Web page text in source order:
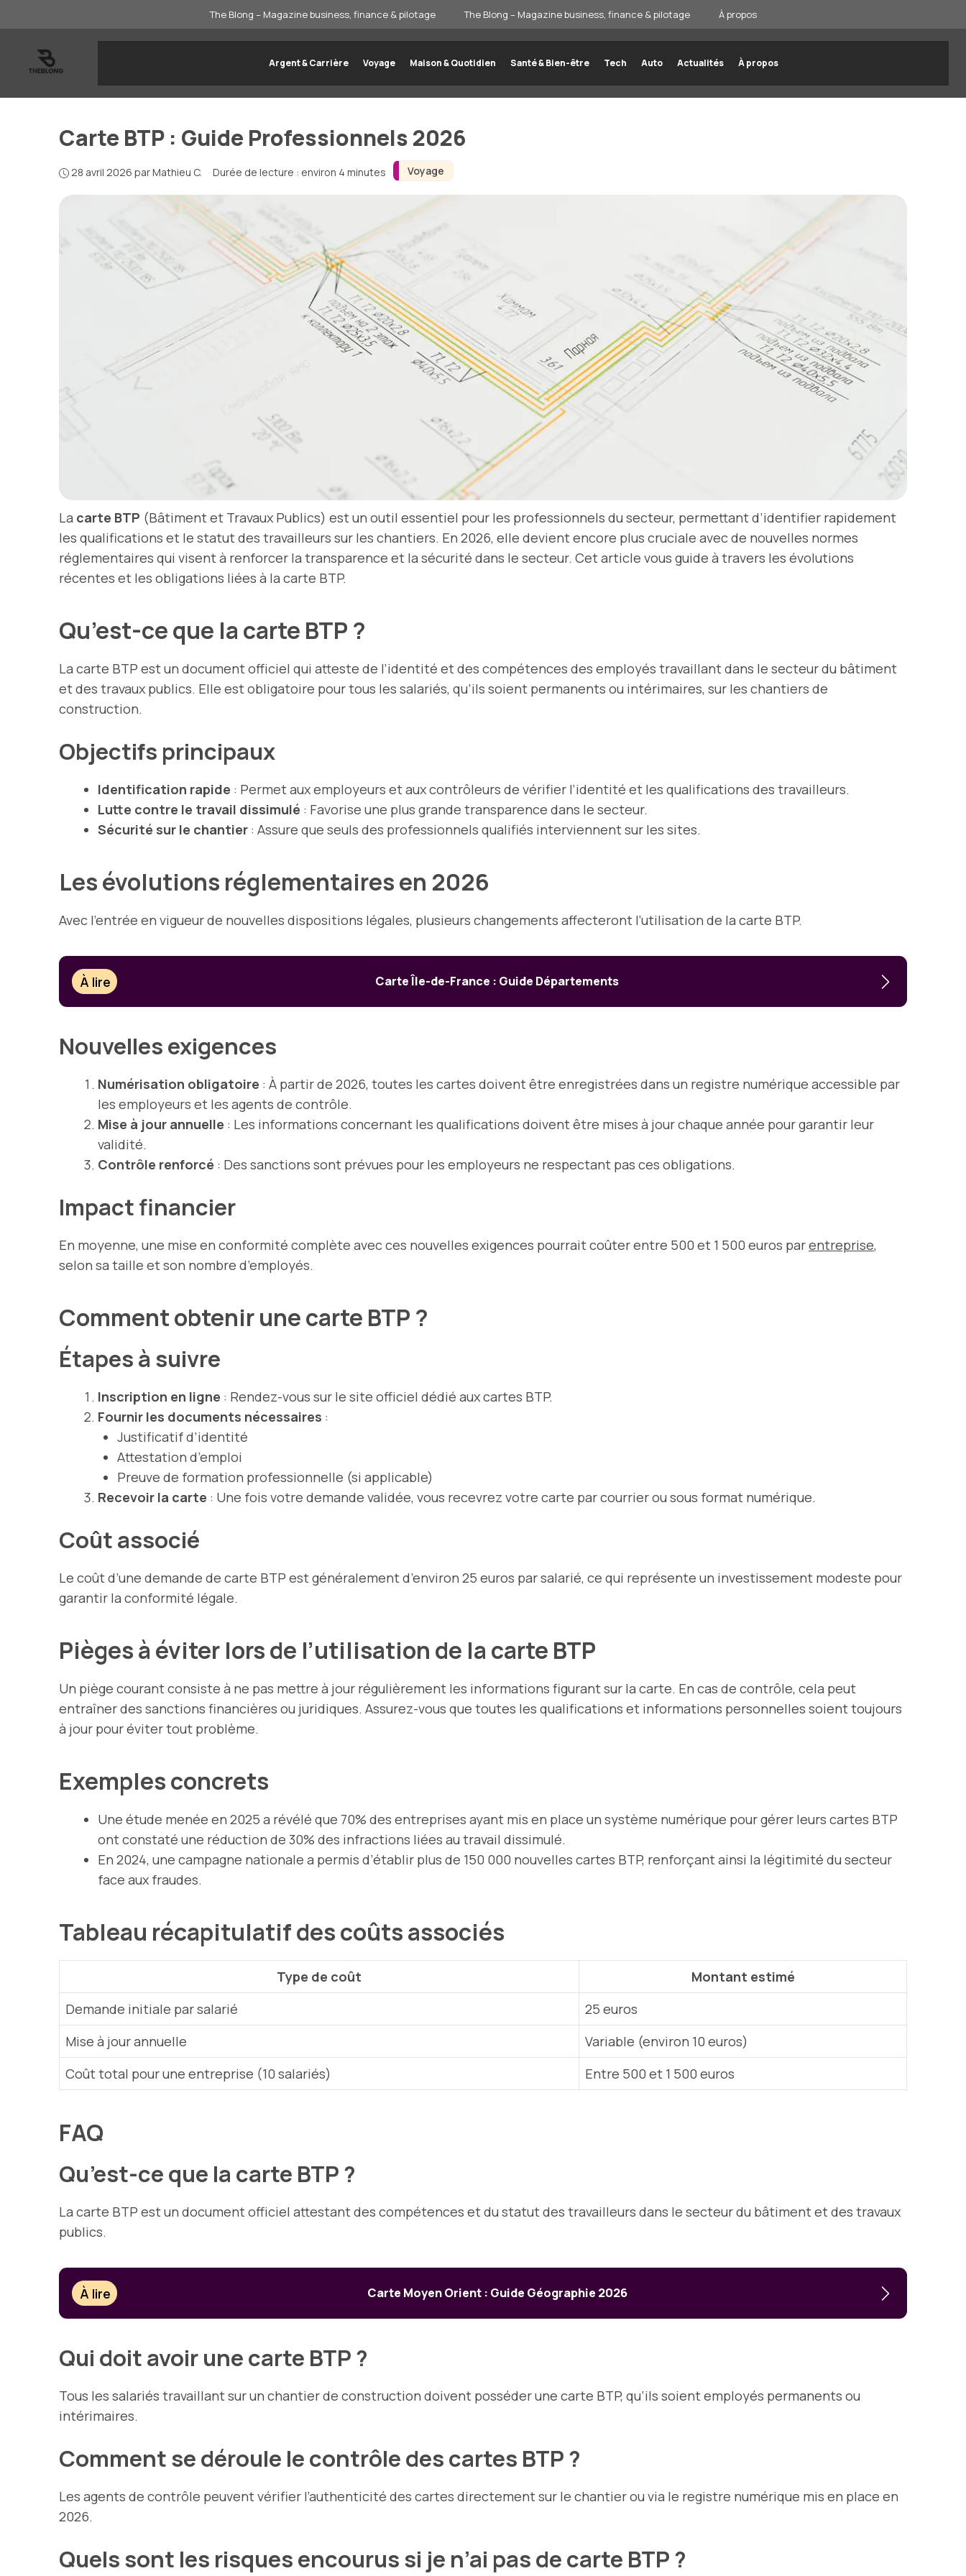
au
contenu
The Blong – Magazine business, finance & pilotage The Blong – Magazine business, finance & pilotage À propos
Argent & Carrière Voyage Maison & Quotidien Santé & Bien-être Tech Auto Actualités À propos
Voyage
Carte BTP : Guide Professionnels 2026
28 avril 2026 parMathieu C. · Durée de lecture : environ 4 minutes
La carte BTP (Bâtiment et Travaux Publics) est un outil essentiel pour les professionnels du secteur, permettant d’identifier rapidement
les qualifications et le statut des travailleurs sur les chantiers. En 2026, elle devient encore plus cruciale avec de nouvelles normes
réglementaires qui visent à renforcer la transparence et la sécurité dans le secteur. Cet article vous guide à travers les évolutions
récentes et les obligations liées à la carte BTP.
Qu’est-ce que la carte BTP ?
La carte BTP est un document officiel qui atteste de l’identité et des compétences des employés travaillant dans le secteur du bâtiment
et des travaux publics. Elle est obligatoire pour tous les salariés, qu’ils soient permanents ou intérimaires, sur les chantiers de
construction.
Objectifs principaux
Identification rapide : Permet aux employeurs et aux contrôleurs de vérifier l’identité et les qualifications des travailleurs.
Lutte contre le travail dissimulé : Favorise une plus grande transparence dans le secteur.
Sécurité sur le chantier : Assure que seuls des professionnels qualifiés interviennent sur les sites.
Les évolutions réglementaires en 2026
Avec l’entrée en vigueur de nouvelles dispositions légales, plusieurs changements affecteront l’utilisation de la carte BTP.
À lire Carte Île-de-France : Guide Départements
Nouvelles exigences
Numérisation obligatoire : À partir de 2026, toutes les cartes doivent être enregistrées dans un registre numérique accessible par
les employeurs et les agents de contrôle.
Mise à jour annuelle : Les informations concernant les qualifications doivent être mises à jour chaque année pour garantir leur
validité.
Contrôle renforcé : Des sanctions sont prévues pour les employeurs ne respectant pas ces obligations.
Impact financier
En moyenne, une mise en conformité complète avec ces nouvelles exigences pourrait coûter entre 500 et 1 500 euros parentreprise,
selon sa taille et son nombre d’employés.
Comment obtenir une carte BTP ?
Étapes à suivre
Inscription en ligne : Rendez-vous sur le site officiel dédié aux cartes BTP.
Fournir les documents nécessaires :
Justificatif d’identité
Attestation d’emploi
Preuve de formation professionnelle (si applicable)
Recevoir la carte : Une fois votre demande validée, vous recevrez votre carte par courrier ou sous format numérique.
Coût associé
Le coût d’une demande de carte BTP est généralement d’environ 25 euros par salarié, ce qui représente un investissement modeste pour
garantir la conformité légale.
Pièges à éviter lors de l’utilisation de la carte BTP
Un piège courant consiste à ne pas mettre à jour régulièrement les informations figurant sur la carte. En cas de contrôle, cela peut
entraîner des sanctions financières ou juridiques. Assurez-vous que toutes les qualifications et informations personnelles soient toujours
à jour pour éviter tout problème.
Exemples concrets
Une étude menée en 2025 a révélé que 70% des entreprises ayant mis en place un système numérique pour gérer leurs cartes BTP
ont constaté une réduction de 30% des infractions liées au travail dissimulé.
En 2024, une campagne nationale a permis d’établir plus de 150 000 nouvelles cartes BTP, renforçant ainsi la légitimité du secteur
face aux fraudes.
Tableau récapitulatif des coûts associés
Type de coût
Montant estimé
Demande initiale par salarié
25 euros
Mise à jour annuelle
Variable (environ 10 euros)
Coût total pour une entreprise (10 salariés)
Entre 500 et 1 500 euros
FAQ
Qu’est-ce que la carte BTP ?
La carte BTP est un document officiel attestant des compétences et du statut des travailleurs dans le secteur du bâtiment et des travaux
publics.
À lire Carte Moyen Orient : Guide Géographie 2026
Qui doit avoir une carte BTP ?
Tous les salariés travaillant sur un chantier de construction doivent posséder une carte BTP, qu’ils soient employés permanents ou
intérimaires.
Comment se déroule le contrôle des cartes BTP ?
Les agents de contrôle peuvent vérifier l’authenticité des cartes directement sur le chantier ou via le registre numérique mis en place en
2026.
Quels sont les risques encourus si je n’ai pas de carte BTP ?